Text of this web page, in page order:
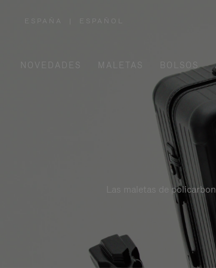
ESPAÑA ESPAÑOL
NOVEDADES MALETAS BOLSOS
Las maletas de